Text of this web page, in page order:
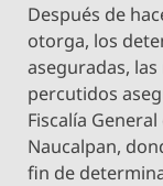
Después de
otorga, los
aseguradas,
percutidos
Fiscalía
Naucalpan,
fin de